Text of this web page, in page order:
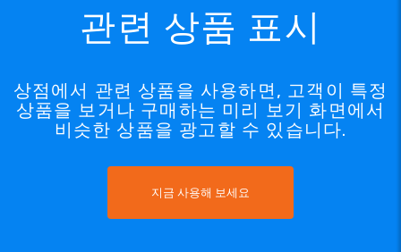
관련 상품 표시
상점에서 관련 상품을 사용하면, 고객이 특정
상품을 보거나 구매하는 미리 보기 화면에서
비슷한 상품을 광고할 수 있습니다.
지금 사용해 보세요